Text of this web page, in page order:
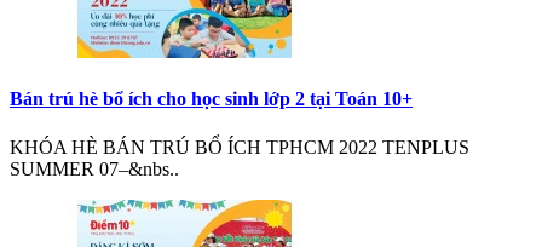
Bán trú hè bổ ích cho học sinh lớp 2 tại Toán 10+
KHÓA HÈ BÁN TRÚ BỔ ÍCH TPHCM 2022 TENPLUS
SUMMER 07–&nbs..